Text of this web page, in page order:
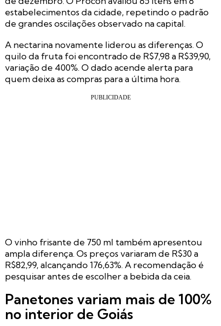
estabelecimentos da cidade, repetindo o padrão
de grandes oscilações observado na capital.
A nectarina novamente liderou as diferenças. O
quilo da fruta foi encontrado de R$7,98 a R$39,90,
variação de 400%. O dado acende alerta para
quem deixa as compras para a última hora.
O vinho frisante de 750 ml também apresentou
ampla diferença. Os preços variaram de R$30 a
R$82,99, alcançando 176,63%. A recomendação é
pesquisar antes de escolher a bebida da ceia.
Panetones variam mais de 100%
no interior de Goiás